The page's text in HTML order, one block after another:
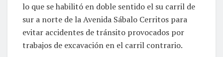
lo que se habilitó en doble sentido el su carril de
sur a norte de la Avenida Sábalo Cerritos para
evitar accidentes de tránsito provocados por
trabajos de excavación en el carril contrario.